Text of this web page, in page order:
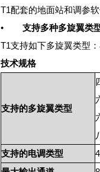
T1配套的地面站和调参
• 支持多种多旋翼类
T1支持如下多旋翼类型
技术规格
支持的多旋翼类型
支持的电调类型